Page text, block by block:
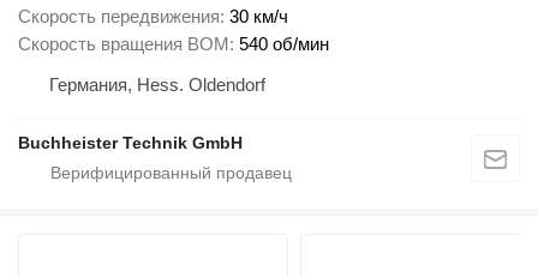
Скорость передвижения 30 км/ч
Скорость вращения ВОМ 540 об/мин
Германия, Hess. Oldendorf
Buchheister Technik GmbH